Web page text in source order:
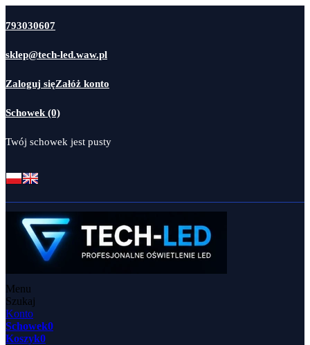
793030607
sklep@tech-led.waw.pl
Zaloguj sięZałóż konto
Schowek (0)
Twój schowek jest pusty
Menu
Szukaj
Konto
Schowek0
Koszyk0